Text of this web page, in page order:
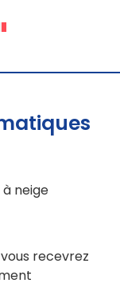
neige
recevrez